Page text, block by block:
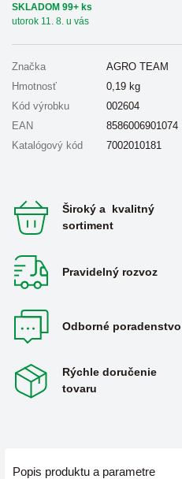
SKLADOM 99+ ks
utorok 11. 8. u vás
Značka
AGRO TEAM
Hmotnosť
0,19 kg
Kód výrobku
002604
EAN
8586006901074
Katalógový kód
7002010181
Široký a kvalitný
sortiment
Pravidelný rozvoz
Odborné poradenstvo
Rýchle doručenie
tovaru
Popis produktu a parametre